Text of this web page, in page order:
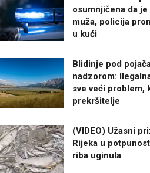
osumnjičena da je
muža, policija
u kući
Blidinje pod
nadzorom:
sve veći problem,
prekršitelje
(VIDEO) Užasni
Rijeka u
riba uginula